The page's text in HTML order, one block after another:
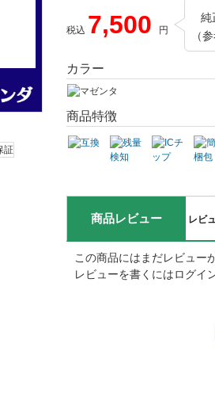
税込 7,500 円
純
（
カラー
商品特徴
商品レビュー レビ
この商品にはまだレビュー
レビューを書くにはログイ